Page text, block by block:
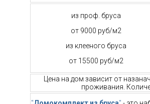
из проф. бруса
от 9000 руб/м2
из клееного бруса
от 15500 руб/м2
Цена на дом зависит от
проживания.